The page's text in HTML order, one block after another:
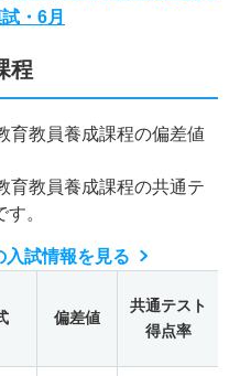
・6月
程
育教員養成課程の偏差値
育教員養成課程の共通テ
す。
入試情報を見る
偏差値
共通テスト
得点率